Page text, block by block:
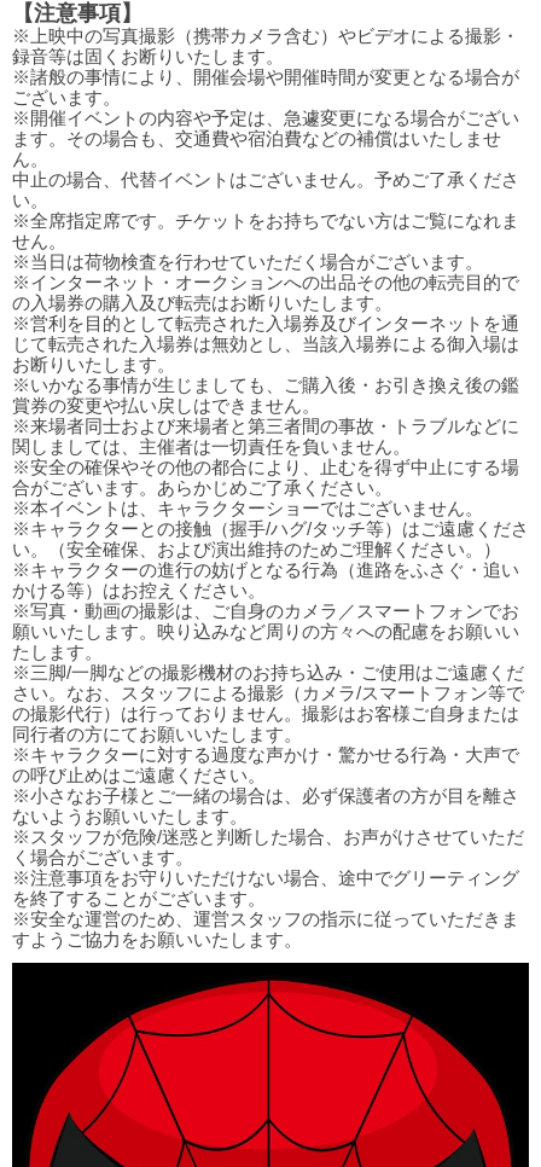
【注意事項】
※上映中の写真撮影（携帯カメラ含む）やビデオによる撮影・
録音等は固くお断りいたします。
※諸般の事情により、開催会場や開催時間が変更となる場合が
ございます。
※開催イベントの内容や予定は、急遽変更になる場合がござい
ます。その場合も、交通費や宿泊費などの補償はいたしませ
ん。
中止の場合、代替イベントはございません。予めご了承くださ
い。
※全席指定席です。チケットをお持ちでない方はご覧になれま
せん。
※当日は荷物検査を行わせていただく場合がございます。
※インターネット・オークションへの出品その他の転売目的で
の入場券の購入及び転売はお断りいたします。
※営利を目的として転売された入場券及びインターネットを通
じて転売された入場券は無効とし、当該入場券による御入場は
お断りいたします。
※いかなる事情が生じましても、ご購入後・お引き換え後の鑑
賞券の変更や払い戻しはできません。
※来場者同士および来場者と第三者間の事故・トラブルなどに
関しましては、主催者は一切責任を負いません。
※安全の確保やその他の都合により、止むを得ず中止にする場
合がございます。あらかじめご了承ください。
※本イベントは、キャラクターショーではございません。
※キャラクターとの接触（握手/ハグ/タッチ等）はご遠慮くださ
い。（安全確保、および演出維持のためご理解ください。）
※キャラクターの進行の妨げとなる行為（進路をふさぐ・追い
かける等）はお控えください。
※写真・動画の撮影は、ご自身のカメラ／スマートフォンでお
願いいたします。映り込みなど周りの方々への配慮をお願いい
たします。
※三脚/一脚などの撮影機材のお持ち込み・ご使用はご遠慮くだ
さい。なお、スタッフによる撮影（カメラ/スマートフォン等で
の撮影代行）は行っておりません。撮影はお客様ご自身または
同行者の方にてお願いいたします。
※キャラクターに対する過度な声かけ・驚かせる行為・大声で
の呼び止めはご遠慮ください。
※小さなお子様とご一緒の場合は、必ず保護者の方が目を離さ
ないようお願いいたします。
※スタッフが危険/迷惑と判断した場合、お声がけさせていただ
く場合がございます。
※注意事項をお守りいただけない場合、途中でグリーティング
を終了することがございます。
※安全な運営のため、運営スタッフの指示に従っていただきま
すようご協力をお願いいたします。